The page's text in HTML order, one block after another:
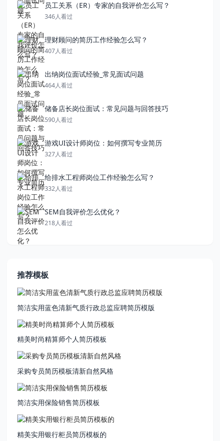
员工关系（ER）专家的自我评价怎么写？
346人看过
理财顾问的简历工作经验怎么写？
407人看过
出纳岗位面试经验_常见面试问题
464人看过
储备店长岗位面试：常见问题与回答技巧
590人看过
游戏UI设计师岗位：如何撰写专业简历
327人看过
给排水工程师岗位工作经验怎么写？
332人看过
SEM自我评价怎么优化？
218人看过
推荐模板
简洁实用蓝色清新气质行政总监应聘简历模版
精美时尚精算师个人简历模板
采购专员简历模板清新自然风格
简洁实用保险销售简历模板
精美实用银行柜员简历模板的